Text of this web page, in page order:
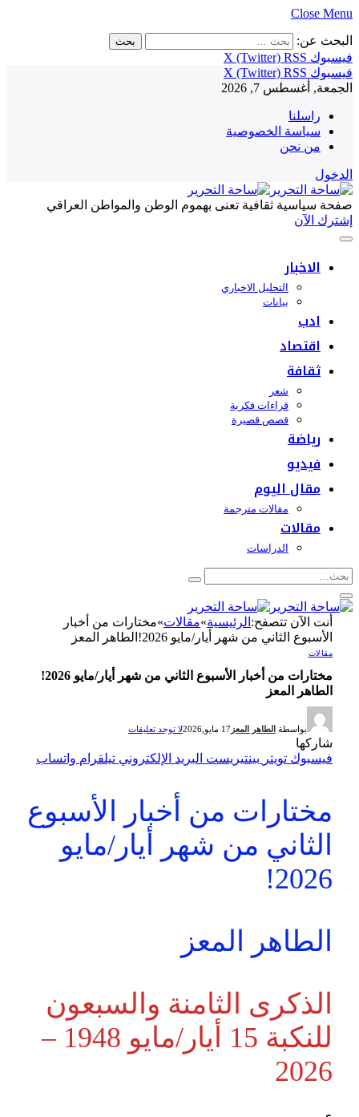
Close Menu
البحث عن:
فيسبوك
X (Twitter) RSS
فيسبوك
X (Twitter) RSS
الجمعة, أغسطس 7, 2026
راسلنا
سياسة الخصوصية
من نحن
الدخول
صفحة سياسية ثقافية تعنى بهموم الوطن والمواطن العراقي
إشترك الآن
الاخبار
التحليل الاخباري
بيانات
ادب
اقتصاد
ثقافة
شعر
قراءات فكرية
قصص قصيرة
رياضة
فيديو
مقال اليوم
مقالات مترجمة
مقالات
الدراسات
أنت الآن تتصفح:الرئيسية»مقالات»مختارات من أخبار
الأسبوع الثاني من شهر أيار/مايو 2026!الطاهر المعز
مقالات
مختارات من أخبار الأسبوع الثاني من شهر أيار/مايو 2026!
الطاهر المعز
بواسطة الطاهر المعز17 مايو,2026 لا توجد تعليقات
شاركها
فيسبوك تويتر بينتيريست البريد الإلكتروني تيلقرام واتساب
مختارات من أخبار الأسبوع
الثاني من شهر أيار/مايو
2026!
الطاهر المعز
الذكرى الثامنة والسبعون
للنكبة 15 أيار/مايو 1948 –
2026